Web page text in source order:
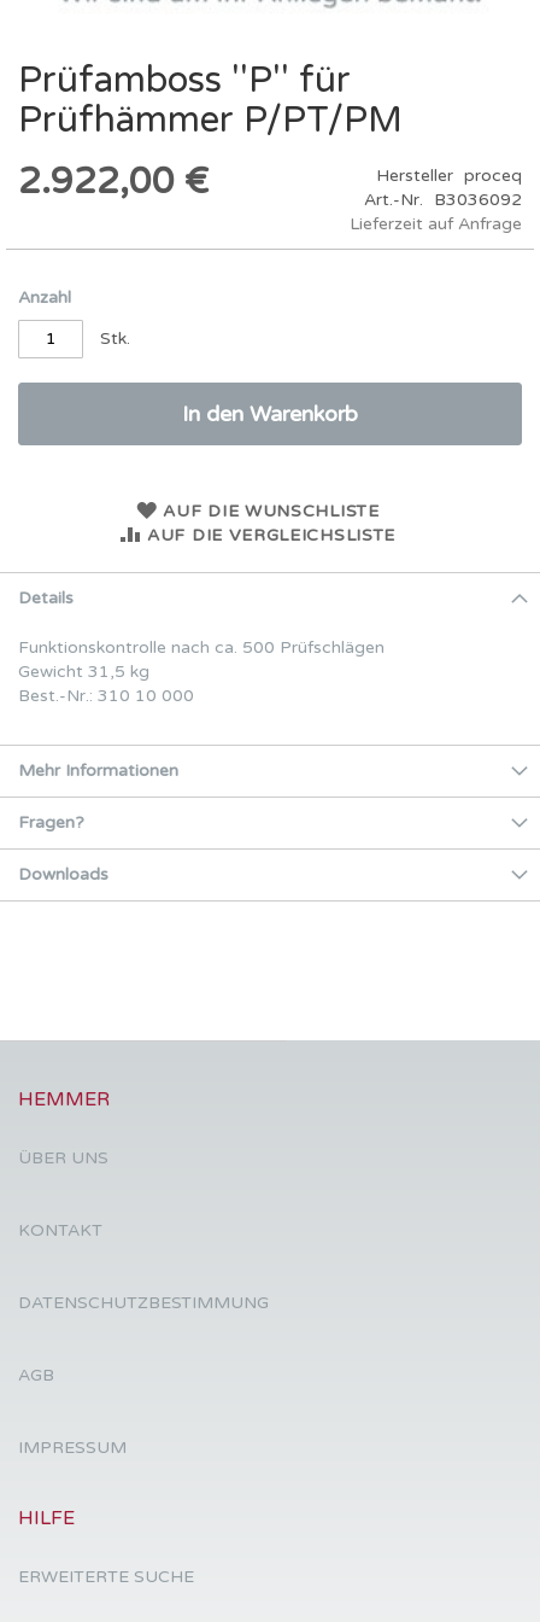
Zum
Anfang
der
springen
Prüfamboss ''P'' für
Prüfhämmer P/PT/PM
2.922,00 €
Hersteller proceq
Art.-Nr.
B3036092
Lieferzeit auf Anfrage
Anzahl
Stk.
In den Warenkorb
AUF DIE WUNSCHLISTE
AUF DIE VERGLEICHSLISTE
Details
Funktionskontrolle nach ca. 500 Prüfschlägen
Gewicht 31,5 kg
Best.-Nr.: 310 10 000
Mehr Informationen
Fragen?
Downloads
HEMMER
ÜBER UNS
KONTAKT
DATENSCHUTZBESTIMMUNG
AGB
IMPRESSUM
HILFE
ERWEITERTE SUCHE